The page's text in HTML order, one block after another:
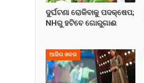
ଦୁର୍ଘଟଣା ରୋକିବାକୁ ପଦକ୍ଷେପ;
NHରୁ ହଟିବେ ଗୋରୁଗାଈ
ଆଜିର ଖବର